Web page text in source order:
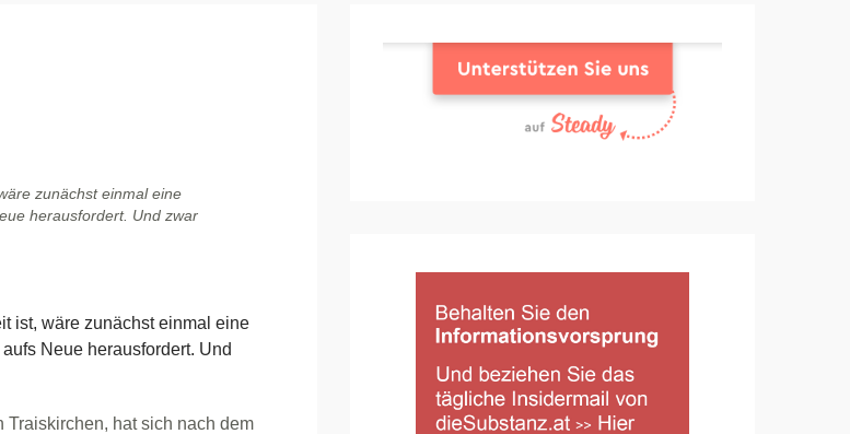
zunächst einmal eine
herausfordert. Und zwar
ist, wäre zunächst einmal eine
Neue herausfordert. Und
hat sich nach dem